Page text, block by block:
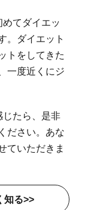
てダイエッ
。ダイエット
トをしてきた
一度近くにジ
じたら、是非
ださい。あな
ていただきま
知る>>